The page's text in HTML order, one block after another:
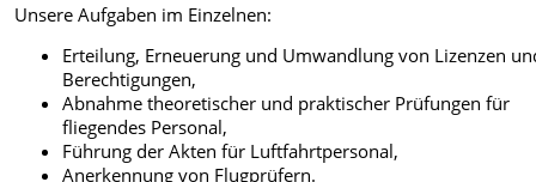
Unsere Aufgaben im Einzelnen:
Erteilung, Erneuerung und Umwandlung von Lizenzen
Berechtigungen,
Abnahme theoretischer und praktischer Prüfungen für
fliegendes Personal,
Führung der Akten für Luftfahrtpersonal,
Anerkennung von Flugprüfern.